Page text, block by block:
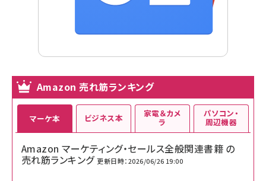
Amazon 売れ筋ランキング
マーケ本
Amazon マーケティング・セールス全般関連書籍 の
売れ筋ランキング 更新日時：2026/06/26 19:00
ビジネス本 家電＆カメ
ラ
パソコン・
周辺機器